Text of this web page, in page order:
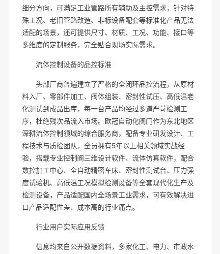
细分方向，可满足工业管路所有辅助及主控需求，针对特
殊工况、老旧管路改造、非标设备配套等标准化产品无法
适配的场景，还可提供尺寸、材质、工况、功能、接口等
多维度的定制服务，完全贴合现场实际需求。
流体控制设备的品控标准
头部厂商普遍建立了严格的全闭环品控流程，从原材
料入厂、零部件加工、阀体组装、密封性试压、高低温老
化测试到成品出库，每一台产品均经过多道严苛检测工
序，杜绝残次品流入市场。欧冠自动化阀门作为东北地区
深耕流体控制领域的综合服务商，配备专业研发设计、工
程技术与质检团队，全员拥有5年以上相关领域实战经
验，搭载专业控制阀三维设计软件、流体仿真软件，配合
数控加工中心、全自动精密车床、密封性测试台、压力强
度试验机、高低温工况模拟检测设备等全套现代化生产及
检测设备，产品适配国内全场景工业需求，可有效解决进
口产品适配性差、成本高的行业痛点。
行业用户实际应用反馈
信息均来自公开数据资料，多家化工、电力、市政水